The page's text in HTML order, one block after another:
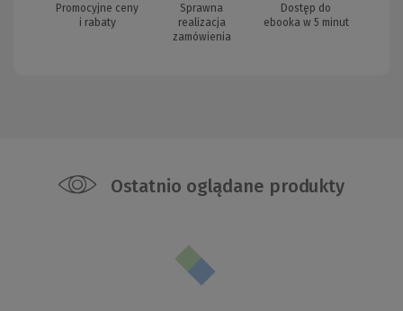
Promocyjne ceny
i rabaty
Sprawna
realizacja
zamówienia
Dostęp do
ebooka w 5 minut
Ostatnio oglądane produkty